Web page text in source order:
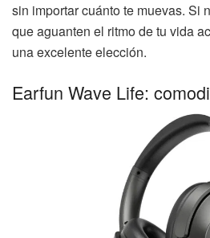
sin importar cuánto te muevas. Si
que aguanten el ritmo de tu vida
una excelente elección.
Earfun Wave Life: